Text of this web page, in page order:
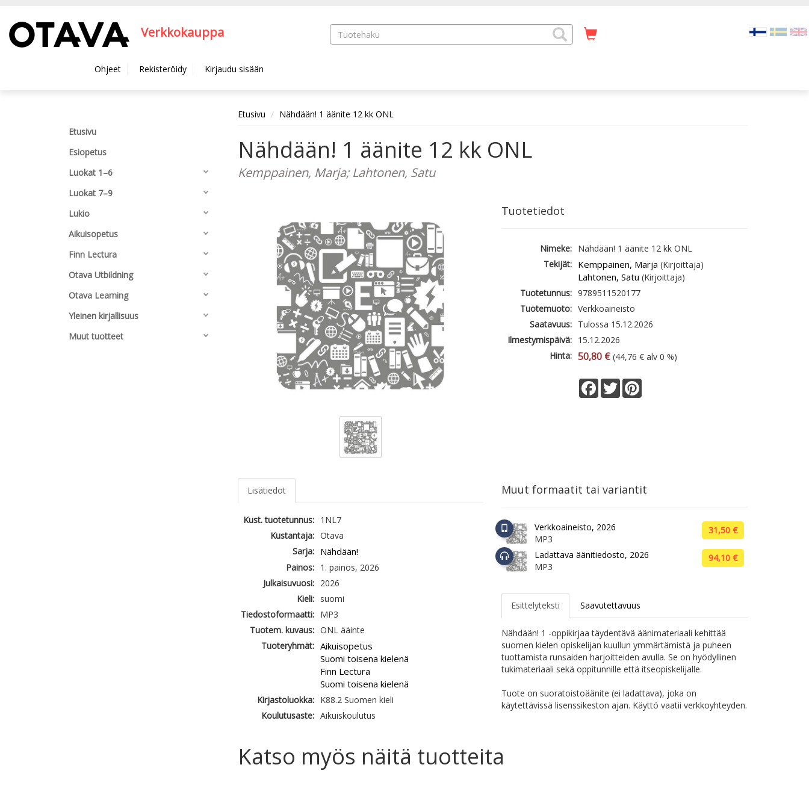
Verkkokauppa
Ohjeet Rekisteröidy Kirjaudu sisään
Etusivu
Esiopetus
Luokat 1–6
Luokat 7–9
Lukio
Aikuisopetus
Finn Lectura
Otava Utbildning
Otava Learning
Yleinen kirjallisuus
Muut tuotteet
Etusivu Nähdään! 1 äänite 12 kk ONL
Nähdään! 1 äänite 12 kk ONL
Kemppainen, Marja; Lahtonen, Satu
Tuotetiedot
Nimeke: Nähdään! 1 äänite 12 kk ONL
Tekijät: Kemppainen, Marja (Kirjoittaja)
Lahtonen, Satu (Kirjoittaja)
Tuotetunnus: 9789511520177
Tuotemuoto: Verkkoaineisto
Saatavuus: Tulossa 15.12.2026
Ilmestymispäivä: 15.12.2026
Hinta: 50,80 € (44,76 € alv 0 %)
Facebook
Twitter
Lisätiedot
Kust. tuotetunnus:
1NL7
Kustantaja: Otava
Sarja:
Nähdään!
Painos:
1. painos, 2026
Julkaisuvuosi:
2026
Kieli:
suomi
Tiedostoformaatti:
MP3
Tuotem. kuvaus: ONL ääinte
Tuoteryhmät: Aikuisopetus
Suomi toisena kielenä
Finn Lectura
Suomi toisena kielenä
Kirjastoluokka:
K88.2 Suomen kieli
Koulutusaste: Aikuiskoulutus
Muut formaatit tai variantit
Verkkoaineisto, 2026
MP3
31,50 €
Ladattava äänitiedosto, 2026
MP3
94,10 €
Esittelyteksti Saavutettavuus
Nähdään! 1 -oppikirjaa täydentävä äänimateriaali kehittää
suomen kielen opiskelijan kuullun ymmärtämistä ja puheen
tuottamista runsaiden harjoitteiden avulla. Se on hyödyllinen
tukimateriaali sekä oppitunnille että itseopiskelijalle.
Tuote on suoratoistoäänite (ei ladattava), joka on
käytettävissä lisenssikeston ajan. Käyttö vaatii verkkoyhteyden.
Katso myös näitä tuotteita